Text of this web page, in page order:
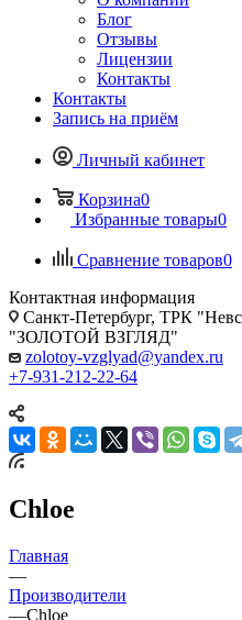
Блог
Отзывы
Лицензии
Контакты
Контакты
Запись на приём
Личный кабинет
Корзина0
Избранные товары0
Сравнение товаров0
Контактная информация
Санкт-Петербург, ТРК
"ЗОЛОТОЙ ВЗГЛЯД"
zolotoy-vzglyad@yandex.ru
+7-931-212-22-64
Chloe
Главная
—
Производители
—Chloe